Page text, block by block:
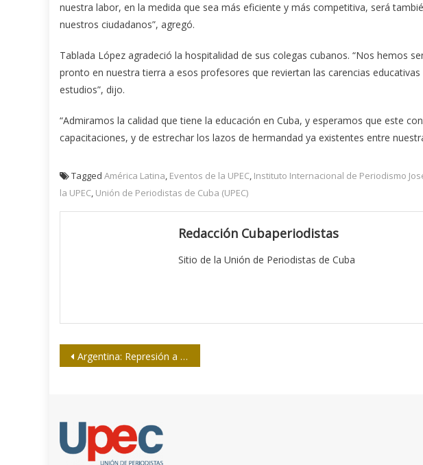
nuestra labor, en la medida que sea más eficiente y más competitiva, será
nuestros ciudadanos”, agregó.
Tablada López agradeció la hospitalidad de sus colegas cubanos. “Nos hemos
pronto en nuestra tierra a esos profesores que reviertan las carencias
estudios”, dijo.
“Admiramos la calidad que tiene la educación en Cuba, y esperamos que este
capacitaciones, y de estrechar los lazos de hermandad ya existentes entre
Tagged América Latina, Eventos de la UPEC, Instituto Internacional de Periodismo
la UPEC, Unión de Periodistas de Cuba (UPEC)
Redacción Cubaperiodistas
Sitio de la Unión de Periodistas de Cuba
Navegación
Argentina: Represión a los despedidos de La Plata